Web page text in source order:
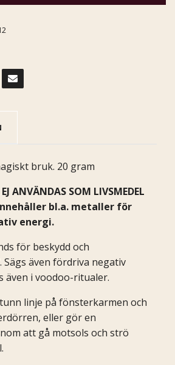
bruk. 20 gram
ANVÄNDAS SOM LIVSMEDEL
Innehåller bl.a. metaller för
energi.
för beskydd och
Sägs även fördriva negativ
även i voodoo-ritualer.
linje på fönsterkarmen och
eller gör en
att gå motsols och strö